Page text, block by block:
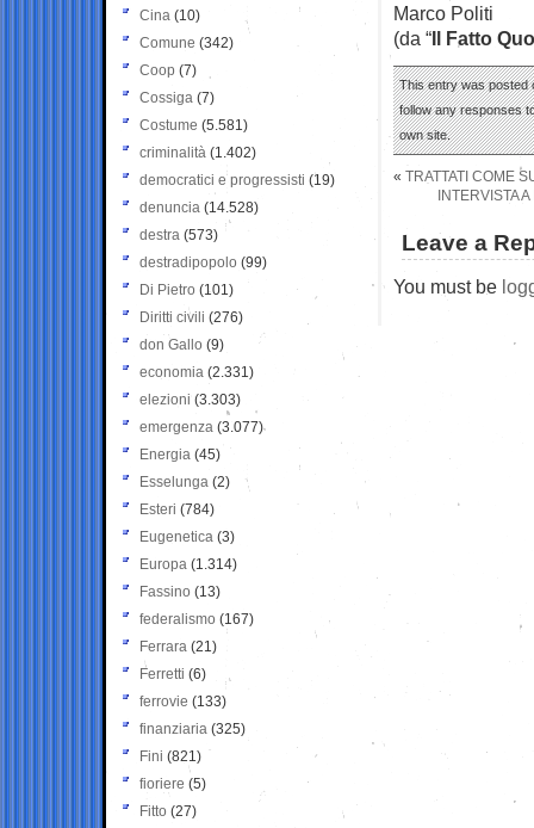
Marco Politi
(da “Il Fatto
This entry was posted
follow any responses
own site.
« TRATTATI COME
INTERVISTA
Leave a
You must be
Cina (10)
Comune (342)
Coop (7)
Cossiga (7)
Costume (5.581)
criminalità (1.402)
democratici e progressisti (19)
denuncia (14.528)
destra (573)
destradipopolo (99)
Di Pietro (101)
Diritti civili (276)
don Gallo (9)
economia (2.331)
elezioni (3.303)
emergenza (3.077)
Energia (45)
Esselunga (2)
Esteri (784)
Eugenetica (3)
Europa (1.314)
Fassino (13)
federalismo (167)
Ferrara (21)
Ferretti (6)
ferrovie (133)
finanziaria (325)
Fini (821)
fioriere (5)
Fitto (27)